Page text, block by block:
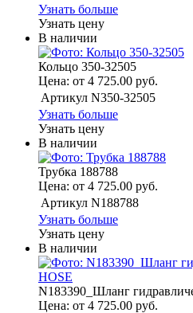
Узнать больше
Узнать цену
В наличии
Кольцо 350-32505
Цена: от 4 725.00 руб.
Артикул N350-32505
Узнать больше
Узнать цену
В наличии
Трубка 188788
Цена: от 4 725.00 руб.
Артикул N188788
Узнать больше
Узнать цену
В наличии
N183390_Шланг
Цена: от 4 725.00 руб.